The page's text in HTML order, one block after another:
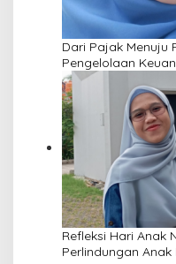
Dari Pajak Menuju
Pengelolaan
Refleksi Hari Anak
Perlindungan Anak